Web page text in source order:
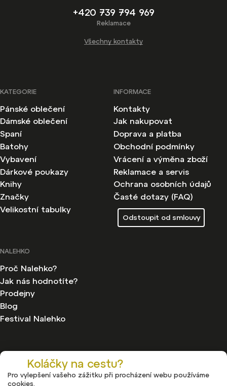
Koláčky na cestu?
Pro vylepšení vašeho zážitku při procházení webu používáme
cookies.
+420 739 794 969
Reklamace
Všechny kontakty
KATEGORIE
Pánské oblečení
Dámské oblečení
Spaní
Batohy
Vybavení
Dárkové poukazy
Knihy
Značky
Velikostní tabulky
INFORMACE
Kontakty
Jak nakupovat
Doprava a platba
Obchodní podmínky
Vrácení a výměna zboží
Reklamace a servis
Ochrana osobních údajů
Časté dotazy (FAQ)
Odstoupit od smlouvy
NALEHKO
Proč Nalehko?
Jak nás hodnotíte?
Prodejny
Blog
Festival Nalehko
Copyright 2026
. Všechna práva vyhrazena.